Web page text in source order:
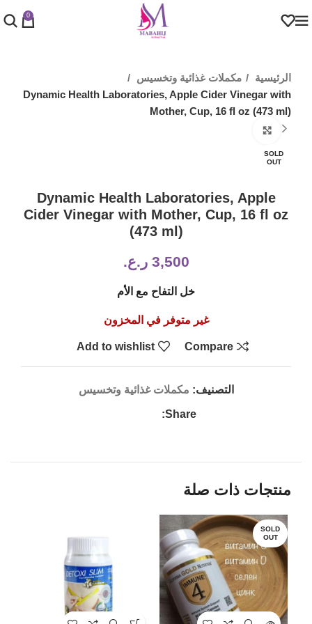
0
الرئيسية
مكملات غذائية وتخسيس
Dynamic Health Laboratories, Apple Cider Vinegar with
Mother, Cup, 16 fl oz (473 ml)
SOLD
OUT
Dynamic Health Laboratories, Apple
Cider Vinegar with Mother, Cup, 16 fl oz
(473 ml)
3,500 ر.ع.
خل التفاح مع الأم
غير متوفر في المخزون
Compare
Add to wishlist
التصنيف: مكملات غذائية وتخسيس
Share:
منتجات ذات صلة
SOLD
OUT